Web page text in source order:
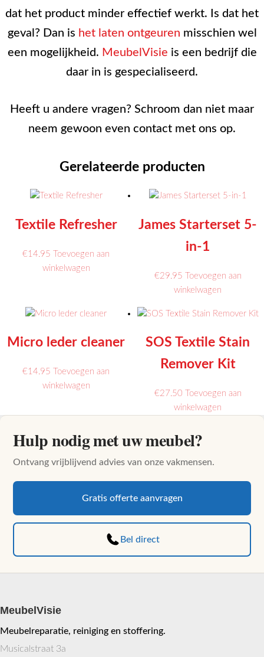
dat het product minder effectief werkt. Is dat het
geval? Dan is het laten ontgeuren misschien wel
een mogelijkheid. MeubelVisie is een bedrijf die
daar in is gespecialiseerd.
Heeft u andere vragen? Schroom dan niet maar
neem gewoon even contact met ons op.
Gerelateerde producten
Textile Refresher
€14.95 Toevoegen aan
winkelwagen
James Starterset 5-
in-1
€29.95 Toevoegen aan
winkelwagen
Micro leder cleaner
€14.95
Toevoegen aan
winkelwagen
SOS Textile Stain
Remover Kit
€27.50
Toevoegen aan
winkelwagen
Hulp nodig met uw meubel?
Ontvang vrijblijvend advies van onze vakmensen.
Gratis offerte aanvragen
Bel direct
MeubelVisie
Meubelreparatie, reiniging en stoffering.
Musicalstraat 3a